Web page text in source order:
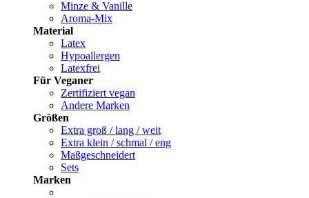
Minze & Vanille
Aroma-Mix
Material
Latex
Hypoallergen
Latexfrei
Für Veganer
Zertifiziert vegan
Andere Marken
Größen
Extra groß / lang / weit
Extra klein / schmal / eng
Maßgeschneidert
Sets
Marken